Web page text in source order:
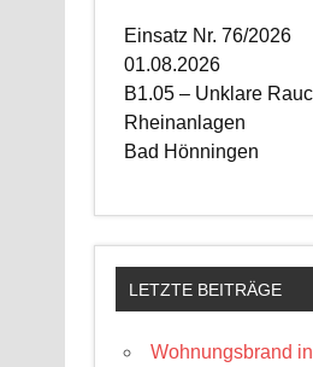
Einsatz Nr. 76/2026
01.08.2026
B1.05 – Unklare
Rheinanlagen
Bad Hönningen
LETZTE BEITRÄGE
Wohnungsbrand